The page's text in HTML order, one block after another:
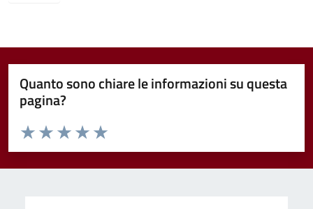
Quanto sono chiare le informazioni su questa
pagina?
Valuta da 1 a 5 stelle la pagina
Valuta 5 stelle su 5
Valuta 4 stelle su 5
Valuta 3 stelle su 5
Valuta 2 stelle su 5
Valuta 1 stelle su 5